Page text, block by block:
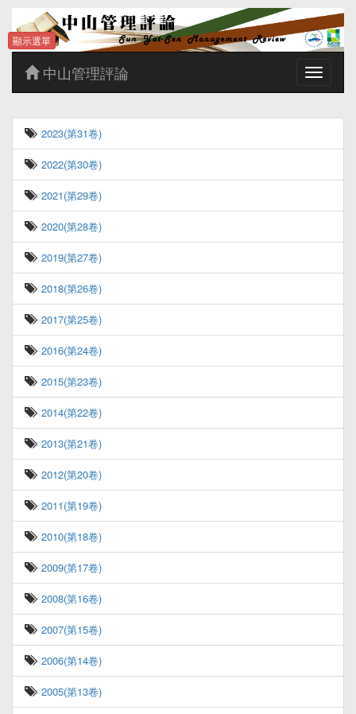
Toggle
中山管理評論
2023(第31卷)
2022(第30卷)
2021(第29卷)
2020(第28卷)
2019(第27卷)
2018(第26卷)
2017(第25卷)
2016(第24卷)
2015(第23卷)
2014(第22卷)
2013(第21卷)
2012(第20卷)
2011(第19卷)
2010(第18卷)
2009(第17卷)
2008(第16卷)
2007(第15卷)
2006(第14卷)
2005(第13卷)
顯示選單